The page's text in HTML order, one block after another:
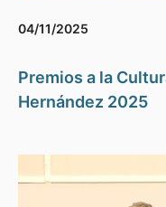
04/11/2025
Premios a la
Hernández 2025